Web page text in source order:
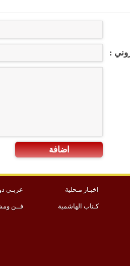
:
اضافة
اخبـار مـحلية عربـي
كـتاب الهاشمية فــن